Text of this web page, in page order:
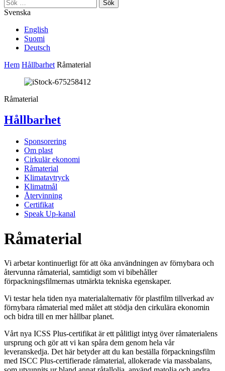
efter:
Svenska
English
Suomi
Deutsch
Hem Hållbarhet Råmaterial
Råmaterial
Hållbarhet
Sponsorering
Om plast
Cirkulär ekonomi
Råmaterial
Klimatavtryck
Klimatmål
Återvinning
Certifikat
Speak Up-kanal
Råmaterial
Vi arbetar kontinuerligt för att öka användningen av förnybara och
återvunna råmaterial, samtidigt som vi bibehåller
förpackningsfilmernas utmärkta tekniska egenskaper.
Vi testar hela tiden nya materialalternativ för plastfilm tillverkad av
förnybara råmaterial med målet att stödja den cirkulära ekonomin
och bidra till en mer hållbar planet.
Vårt nya ICSS Plus-certifikat är ett pålitligt intyg över råmaterialens
ursprung och gör att vi kan spåra dem genom hela vår
leveranskedja. Det här betyder att du kan beställa förpackningsfilm
med ISCC Plus-certifierade råmaterial, allokerade via massbalans,